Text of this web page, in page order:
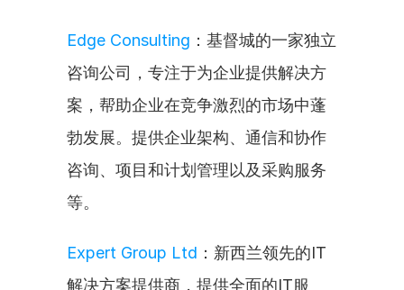
Edge Consulting ：基督城的一家独立
咨询公司，专注于为企业提供解决方
案，帮助企业在竞争激烈的市场中蓬
勃发展。提供企业架构、通信和协作
咨询、项目和计划管理以及采购服务
等。
Expert Group Ltd ：新西兰领先的IT
解决方案提供商，提供全面的IT服